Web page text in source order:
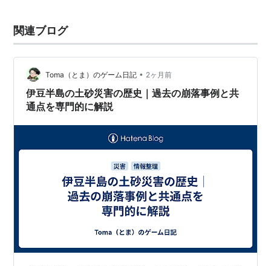
関連ブログ
Toma（とま）のゲーム日記 • 2ヶ月前
伊豆半島の土砂災害の歴史｜過去の崩落事例と共
通点を専門的に解説